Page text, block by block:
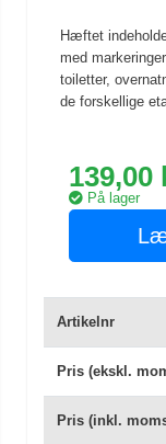
Hæftet
med
toiletter,
de forskellige
139,00
På lager
Artikelnr
Pris (ekskl.
Pris (inkl.